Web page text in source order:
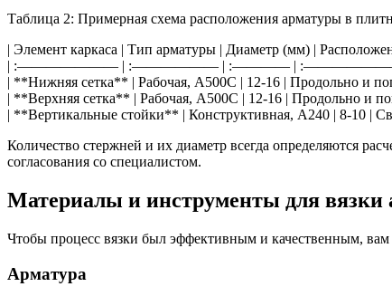
Таблица 2: Примерная схема расположения арматуры в
| Элемент каркаса | Тип арматуры | Диаметр (мм) |
| :——————— | :—————— | :———— |
| **Нижняя сетка** | Рабочая, А500С | 12-16 | Продольно и
| **Верхняя сетка** | Рабочая, А500С | 12-16 | Продольно и
| **Вертикальные стойки** | Конструктивная, А240 | 8-10 |
Количество стержней и их диаметр всегда определяются
согласования со специалистом.
Материалы и инструменты для вязки
Чтобы процесс вязки был эффективным и качественным,
Арматура